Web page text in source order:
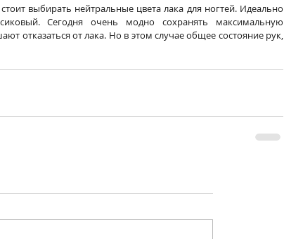
выбирать нейтральные цвета лака для ногтей. Идеально
Сегодня очень модно сохранять максимальную
отказаться от лака. Но в этом случае общее состояние рук,